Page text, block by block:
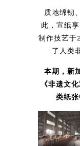
质地绵韧
此，宣纸
制作技艺于
了人类
本期，新
《非遗文
类纸